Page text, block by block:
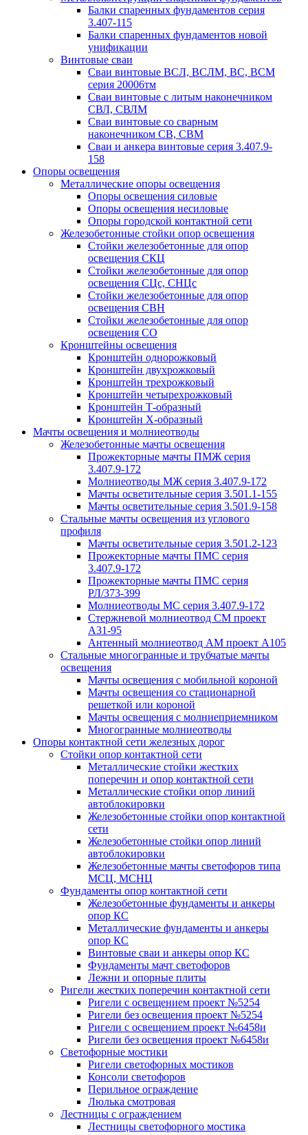
Балки спаренных фундаментов серия
3.407-115
Балки спаренных фундаментов новой
унификации
Винтовые сваи
Сваи винтовые ВСЛ, ВСЛМ, ВС, ВСМ
серия 20006тм
Сваи винтовые с литым наконечником
СВЛ, СВЛМ
Сваи винтовые со сварным
наконечником СВ, СВМ
Сваи и анкера винтовые серия 3.407.9-
158
Опоры освещения
Металлические опоры освещения
Опоры освещения силовые
Опоры освещения несиловые
Опоры городской контактной сети
Железобетонные стойки опор освещения
Стойки железобетонные для опор
освещения СКЦ
Стойки железобетонные для опор
освещения СЦс, СНЦс
Стойки железобетонные для опор
освещения СВН
Стойки железобетонные для опор
освещения СО
Кронштейны освещения
Кронштейн однорожковый
Кронштейн двухрожковый
Кронштейн трехрожковый
Кронштейн четырехрожковый
Кронштейн Т-образный
Кронштейн Х-образный
Мачты освещения и молниеотводы
Железобетонные мачты освещения
Прожекторные мачты ПМЖ серия
3.407.9-172
Молниеотводы МЖ серия 3.407.9-172
Мачты осветительные серия 3.501.1-155
Мачты осветительные серия 3.501.9-158
Стальные мачты освещения из углового
профиля
Мачты осветительные серия 3.501.2-123
Прожекторные мачты ПМС серия
3.407.9-172
Прожекторные мачты ПМС серия
РЛ/373-399
Молниеотводы МС серия 3.407.9-172
Стержневой молниеотвод СМ проект
А31-95
Антенный молниеотвод АМ проект А105
Стальные многогранные и трубчатые мачты
освещения
Мачты освещения с мобильной короной
Мачты освещения со стационарной
решеткой или короной
Мачты освещения с молниеприемником
Многогранные молниеотводы
Опоры контактной сети железных дорог
Стойки опор контактной сети
Металлические стойки жестких
поперечин и опор контактной сети
Металлические стойки опор линий
автоблокировки
Железобетонные стойки опор контактной
сети
Железобетонные стойки опор линий
автоблокировки
Железобетонные мачты светофоров типа
МСЦ, МСНЦ
Фундаменты опор контактной сети
Железобетонные фундаменты и анкеры
опор КС
Металлические фундаменты и анкеры
опор КС
Винтовые сваи и анкеры опор КС
Фундаменты мачт светофоров
Лежни и опорные плиты
Ригели жестких поперечин контактной сети
Ригели с освещением проект №5254
Ригели без освещения проект №5254
Ригели с освещением проект №6458и
Ригели без освещения проект №6458и
Светофорные мостики
Ригели светофорных мостиков
Консоли светофоров
Перильное ограждение
Люлька смотровая
Лестницы с ограждением
Лестницы светофорного мостика